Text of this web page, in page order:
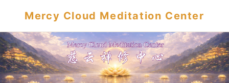
Mercy Cloud Meditation Center